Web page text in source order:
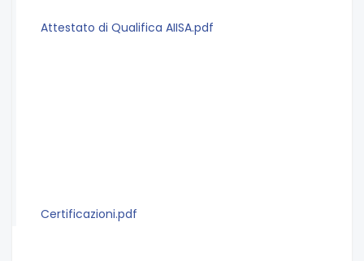
Attestato di Qualifica AIISA.pdf
Certificazioni.pdf